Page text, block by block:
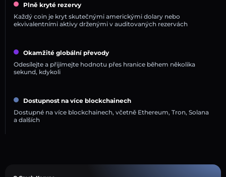
Plně kryté rezervy
Každý coin je kryt skutečnými americkými dolary nebo
ekvivalentními aktivy drženými v auditovaných rezervách
Okamžité globální převody
Odesílejte a přijímejte hodnotu přes hranice během několika
sekund, kdykoli
Dostupnost na více blockchainech
Dostupné na více blockchainech, včetně Ethereum, Tron, Solana
a dalších